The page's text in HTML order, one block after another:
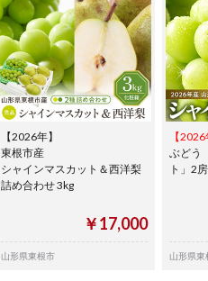
【2026年】
東根市産
シャインマスカット＆西洋梨
詰め合わせ 3kg
￥17,000
山形県東根市
【
ぶどう
ト」2
山形県東